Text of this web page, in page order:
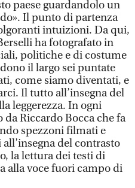
paese guardandolo un
Il punto di partenza
intuizioni. Da qui,
ha fotografato in
politiche e di costume
il largo sei puntate
come siamo diventati, e
Il tutto all’insegna del
leggerezza. In ogni
Riccardo Bocca che fa
spezzoni filmati e
del contrasto
la lettura dei testi di
alla voce fuori campo di